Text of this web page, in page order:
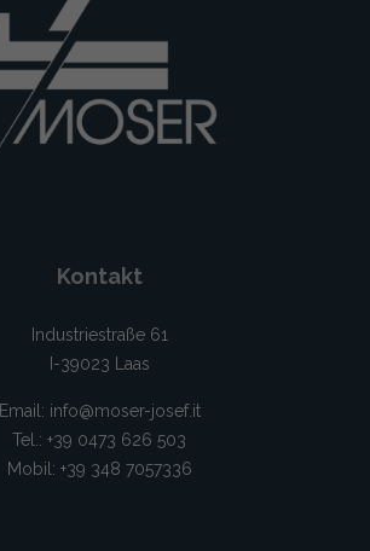
Kontakt
Industriestraße 61
I-39023 Laas
Email: info@moser-josef.it
Tel.: +39 0473 626 503
Mobil: +39 348 7057336‬